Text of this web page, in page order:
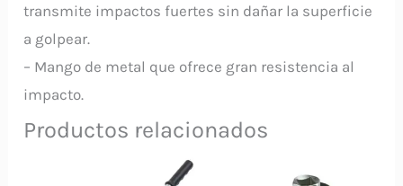
transmite impactos fuertes sin dañar la superficie
a golpear.
– Mango de metal que ofrece gran resistencia al
impacto.
Productos relacionados